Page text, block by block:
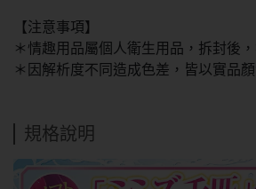
【注意事項】
＊情趣用品屬個人衛生用品，拆封後
＊因解析度不同造成色差，皆以實品
規格說明